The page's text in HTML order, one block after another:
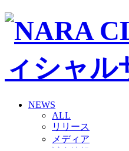
NEWS
ALL
リリース
メディア